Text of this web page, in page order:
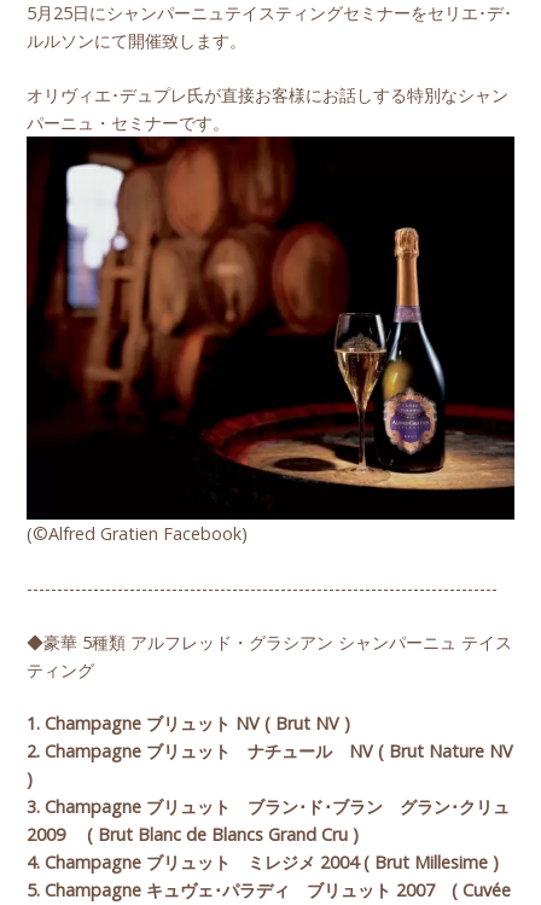
5月25日にシャンパーニュテイスティングセミナーをセリエ･デ･
ルルソンにて開催致します。
オリヴィエ･デュプレ氏が直接お客様にお話しする特別なシャン
パーニュ・セミナーです。
(©Alfred Gratien Facebook)
------------------------------------------------------------------------------
◆豪華 5種類 アルフレッド・グラシアン シャンパーニュ テイス
ティング
1. Champagne ブリュット NV ( Brut NV )
2. Champagne ブリュット ナチュール NV ( Brut Nature NV
)
3. Champagne ブリュット ブラン･ド･ブラン グラン･クリュ
2009 ( Brut Blanc de Blancs Grand Cru )
4. Champagne ブリュット ミレジメ 2004 ( Brut Millesime )
5. Champagne キュヴェ･パラディ ブリュット 2007 ( Cuvée